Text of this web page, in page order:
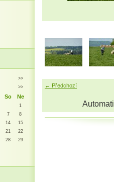
>>
>>
So Ne
1
7
8
14
15
21
22
28
29
← Předchozí